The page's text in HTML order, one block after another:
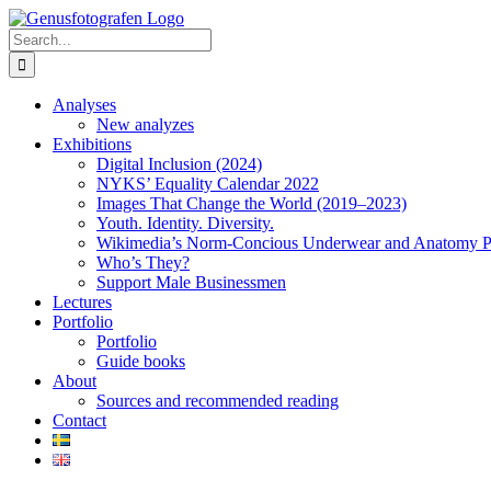
Skip
to
content
Search
for:
Analyses
New analyzes
Exhibitions
Digital Inclusion (2024)
NYKS’ Equality Calendar 2022
Images That Change the World (2019–2023)
Youth. Identity. Diversity.
Wikimedia’s Norm-Concious Underwear and Anatomy
Who’s They?
Support Male Businessmen
Lectures
Portfolio
Portfolio
Guide books
About
Sources and recommended reading
Contact